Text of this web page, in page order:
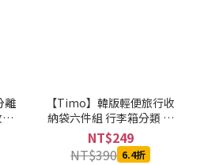
離
【Timo】韓版輕便旅行收
納袋六件組 行李箱分類 灰
色
NT$249
NT$390 6.4折